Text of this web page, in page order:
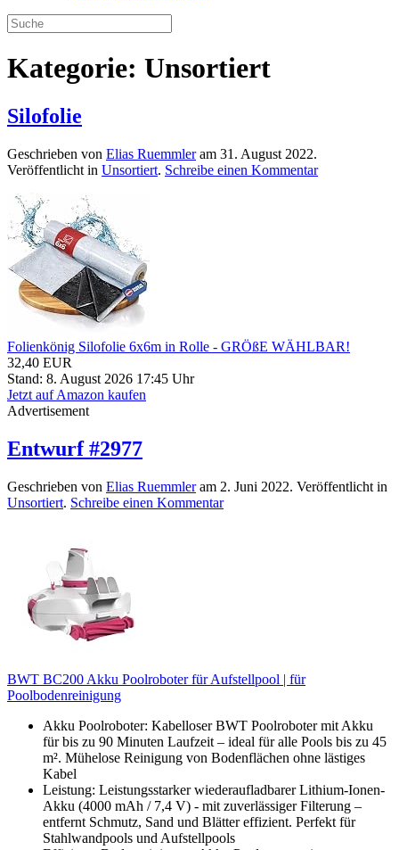
Kategorie: Unsortiert
Silofolie
Geschrieben von Elias Ruemmleram 31. August 2022.
Veröffentlicht in Unsortiert. Schreibe einen Kommentar
Folienkönig Silofolie 6x6m in Rolle - GRÖßE WÄHLBAR!
32,40 EUR
Stand: 8. August 2026 17:45 Uhr
Jetzt auf Amazon kaufen
Advertisement
Entwurf #2977
Geschrieben von Elias Ruemmleram 2. Juni 2022. Veröffentlicht in
Unsortiert. Schreibe einen Kommentar
BWT BC200 Akku Poolroboter für Aufstellpool | für
Poolbodenreinigung
Akku Poolroboter: Kabelloser BWT Poolroboter mit Akku
für bis zu 90 Minuten Laufzeit – ideal für alle Pools bis zu 45
m². Mühelose Reinigung von Bodenflächen ohne lästiges
Kabel
Leistung: Leistungsstarker wiederaufladbarer Lithium-Ionen-
Akku (4000 mAh / 7,4 V) - mit zuverlässiger Filterung –
entfernt Schmutz, Sand und Blätter effizient. Perfekt für
Stahlwandpools und Aufstellpools